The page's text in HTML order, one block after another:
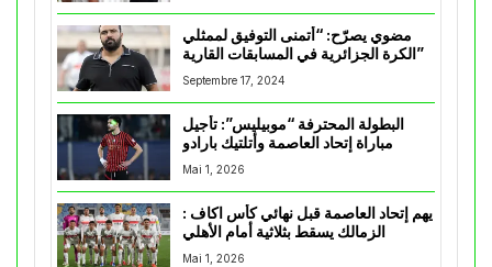
مضوي يصرّح: “أتمنى التوفيق لممثلي
الكرة الجزائرية في المسابقات القارية”
Septembre 17, 2024
البطولة المحترفة “موبيليس”: تأجيل
مباراة إتحاد العاصمة وأتلتيك بارادو
Mai 1, 2026
يهم إتحاد العاصمة قبل نهائي كأس اكاف :
Mai 1, 2026